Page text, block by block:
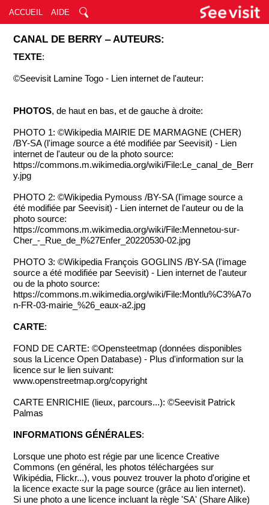
ACCUEIL AIDE
CANAL DE BERRY ‒ AUTEURS:
TEXTE:
©Seevisit Lamine Togo - Lien internet de l'auteur:
PHOTOS, de haut en bas, et de gauche à droite:
PHOTO 1: ©Wikipedia MAIRIE DE MARMAGNE (CHER)
/BY-SA (l'image source a été modifiée par Seevisit) - Lien
internet de l'auteur ou de la photo source:
https://commons.m.wikimedia.org/wiki/File:Le_canal_de_Berr
y.jpg
PHOTO 2: ©Wikipedia Pymouss /BY-SA (l'image source a
été modifiée par Seevisit) - Lien internet de l'auteur ou de la
photo source:
https://commons.m.wikimedia.org/wiki/File:Mennetou-sur-
Cher_-_Rue_de_l%27Enfer_20220530-02.jpg
PHOTO 3: ©Wikipedia François GOGLINS /BY-SA (l'image
source a été modifiée par Seevisit) - Lien internet de l'auteur
ou de la photo source:
https://commons.m.wikimedia.org/wiki/File:Montlu%C3%A7o
n-FR-03-mairie_%26_eaux-a2.jpg
CARTE:
FOND DE CARTE: ©Opensteetmap (données disponibles
sous la Licence Open Database) - Plus d'information sur la
licence sur le lien suivant:
www.openstreetmap.org/copyright
CARTE ENRICHIE (lieux, parcours...): ©Seevisit Patrick
Palmas
INFORMATIONS GÉNÉRALES:
Lorsque une photo est régie par une licence Creative
Commons (en général, les photos téléchargées sur
Wikipédia, Flickr...), vous pouvez trouver la photo d'origine et
la licence exacte sur la page source (grâce au lien internet).
Si une photo a une licence incluant la règle 'SA' (Share Alike)